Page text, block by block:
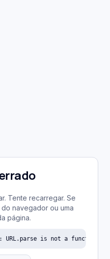
Tente recarregar. Se
navegador ou uma
página.
URL.parse is not a function